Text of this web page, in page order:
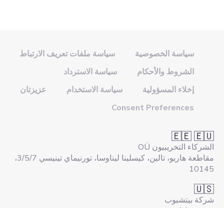
سياسة الخصوصية
سياسة ملفات تعريف الارتباط
الشروط والأحكام
سياسة الاسترداد
إخلاء المسؤولية
سياسة الاستخدام
عزيزتان
Consent Preferences
🇪🇪 🇪🇺
الشركاء التخريبيون OÜ
مقاطعة هاريو، تالين، كيسلينا ليناوسا، تورنيماي تينيسي 3/5/7،
10145
🇺🇸
شركة بيتشبوب